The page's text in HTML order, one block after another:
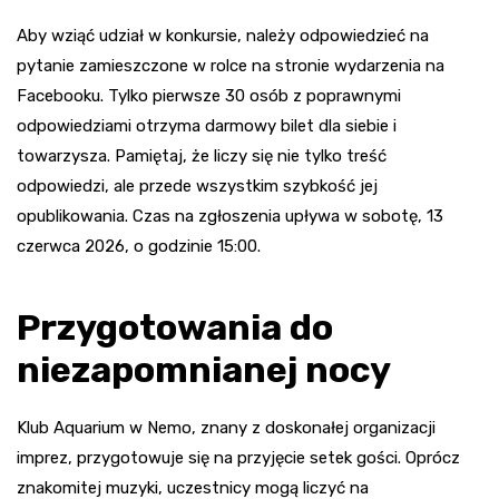
Aby wziąć udział w konkursie, należy odpowiedzieć na
pytanie zamieszczone w rolce na stronie wydarzenia na
Facebooku. Tylko pierwsze 30 osób z poprawnymi
odpowiedziami otrzyma darmowy bilet dla siebie i
towarzysza. Pamiętaj, że liczy się nie tylko treść
odpowiedzi, ale przede wszystkim szybkość jej
opublikowania. Czas na zgłoszenia upływa w sobotę, 13
czerwca 2026, o godzinie 15:00.
Przygotowania do
niezapomnianej nocy
Klub Aquarium w Nemo, znany z doskonałej organizacji
imprez, przygotowuje się na przyjęcie setek gości. Oprócz
znakomitej muzyki, uczestnicy mogą liczyć na